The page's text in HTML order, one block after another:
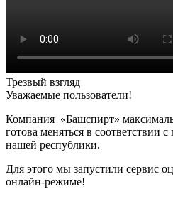
Трезвый взгляд
Уважаемые пользователи!
Компания «Башспирт»
готова меняться в соответствии
нашей республики.
Для этого мы запустили сервис
онлайн-режиме!